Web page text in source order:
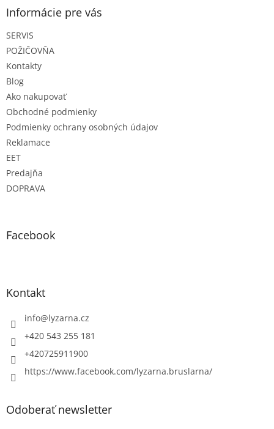
ý
p
Informácie pre vás
SERVIS
POŽIČOVŇA
Kontakty
Blog
Ako nakupovať
Obchodné podmienky
Podmienky ochrany osobných údajov
Reklamace
EET
Predajňa
DOPRAVA
Facebook
Kontakt
info@lyzarna.cz
+420 543 255 181
+420725911900
https://www.facebook.com/lyzarna.bruslarna/
Odoberať newsletter